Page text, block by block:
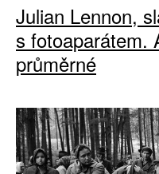
Julian Lennon,
s fotoaparátem.
průměrné